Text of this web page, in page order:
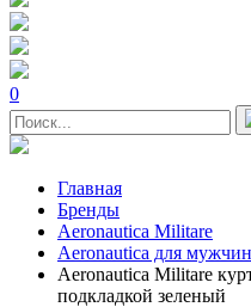
0
Главная
Бренды
Aeronautica Militare
Aeronautica для мужчин
Aeronautica Militare
подкладкой зеленый